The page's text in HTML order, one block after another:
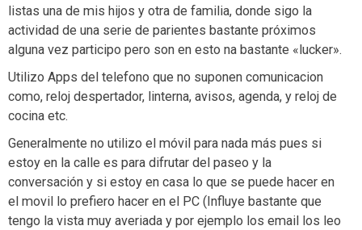
listas una de mis hijos y otra de familia, donde sigo la
actividad de una serie de parientes bastante próximos
alguna vez participo pero son en esto na bastante «lucker».
Utilizo Apps del telefono que no suponen comunicacion
como, reloj despertador, linterna, avisos, agenda, y reloj de
cocina etc.
Generalmente no utilizo el móvil para nada más pues si
estoy en la calle es para difrutar del paseo y la
conversación y si estoy en casa lo que se puede hacer en
el movil lo prefiero hacer en el PC (Influye bastante que
tengo la vista muy averiada y por ejemplo los email los leo